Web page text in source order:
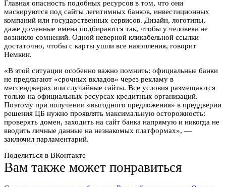
Главная опасность подобных ресурсов в том, что они
маскируются под сайты легитимных банков, инвестиционных
компаний или государственных сервисов. Дизайн, логотипы,
даже доменные имена подбираются так, чтобы у человека не
возникло сомнений. Одной неверной кликабельной ссылки
достаточно, чтобы с карты ушли все накопления, говорит
Немкин.
«В этой ситуации особенно важно помнить: официальные банки
не предлагают «срочных вкладов» через рекламу в
мессенджерах или случайные сайты. Все условия размещаются
только на официальных ресурсах кредитных организаций.
Поэтому при получении «выгодного предложения» в преддверии
решения ЦБ нужно проявлять максимальную осторожность:
проверять домен, заходить на сайт банка напрямую и никогда не
вводить личные данные на незнакомых платформах», —
заключил парламентарий.
Поделиться в ВКонтакте
Вам также может понравиться